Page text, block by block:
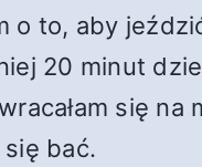
o to, aby
20 minut
się na
się bać.